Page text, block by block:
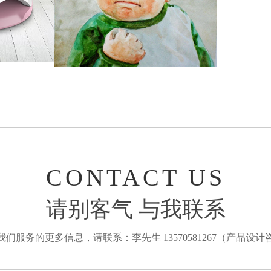
CONTACT US
请别客气 与我联系
们服务的更多信息，请联系：李先生 13570581267（产品设计